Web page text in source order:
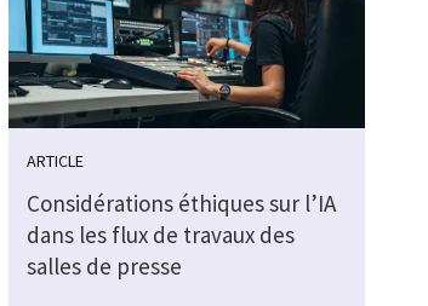
ARTICLE
Considérations éthiques sur l’IA
dans les flux de travaux des
salles de presse